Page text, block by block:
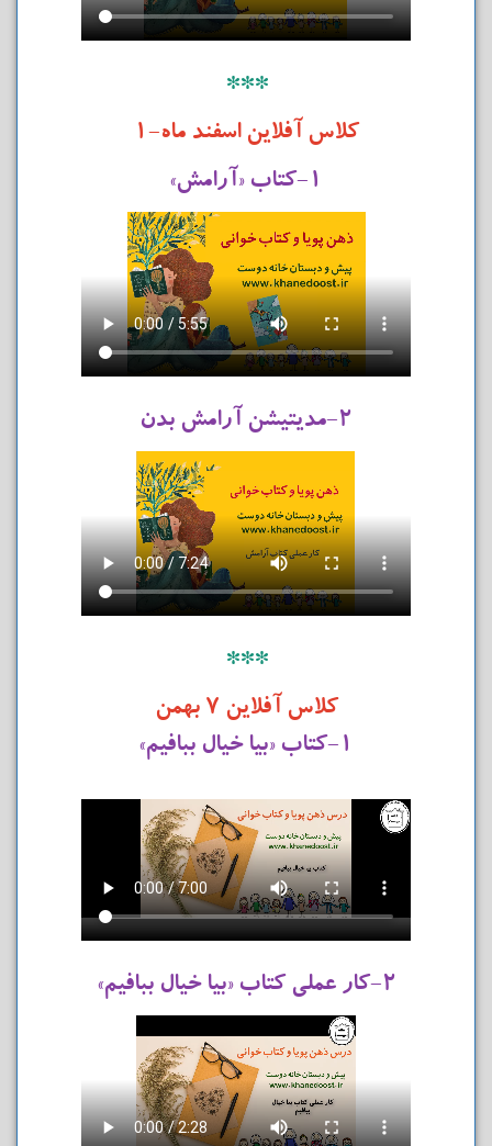
***
کلاس آفلاین اسفند ماه-۱
۱-کتاب «آرامش»
۲-مدیتیشن آرامش بدن
***
کلاس آفلاین ۷ بهمن
۱-کتاب «بیا خیال ببافیم»
۲-کار عملی کتاب «بیا خیال ببافیم»